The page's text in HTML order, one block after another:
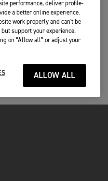
performance, deliver profile-
a better online experience.
work properly and can't be
support your experience.
on “Allow all” or adjust your
ALLOW ALL